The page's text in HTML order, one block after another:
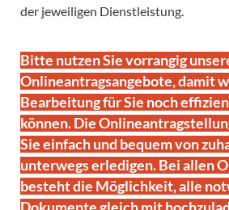
der jeweiligen Dienstleistung.
Bitte nutzen Sie vorrangig
Onlineantragsangebote, damit
Bearbeitung für Sie noch
können. Die
Sie einfach und bequem von
unterwegs erledigen. Bei allen
besteht die Möglichkeit, alle